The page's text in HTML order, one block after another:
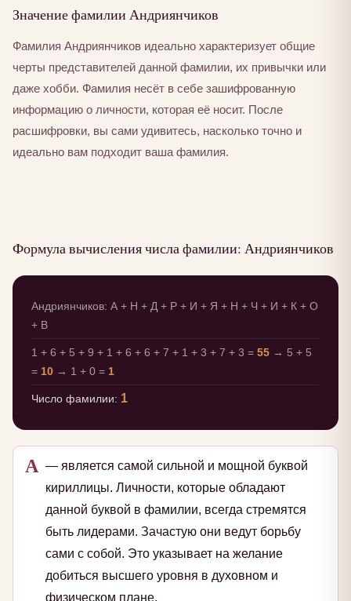
Значение фамилии Андриянчиков
Фамилия Андриянчиков идеально характеризует общие
черты представителей данной фамилии, их привычки или
даже хобби. Фамилия несёт в себе зашифрованную
информацию о личности, которая её носит. После
расшифровки, вы сами удивитесь, насколько точно и
идеально вам подходит ваша фамилия.
Формула вычисления числа фамилии: Андриянчиков
Андриянчиков: А + Н + Д + Р + И + Я + Н + Ч + И + К + О
+ В
1 + 6 + 5 + 9 + 1 + 6 + 6 + 7 + 1 + 3 + 7 + 3 = 55 → 5 + 5
= 10 → 1 + 0 = 1
Число фамилии: 1
А — является самой сильной и мощной буквой
кириллицы. Личности, которые обладают
данной буквой в фамилии, всегда стремятся
быть лидерами. Зачастую они ведут борьбу
сами с собой. Это указывает на желание
добиться высшего уровня в духовном и
физическом плане.